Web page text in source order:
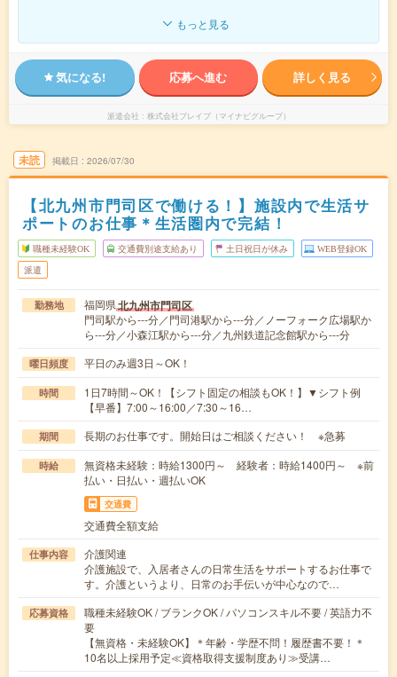
もっと見る
気になる! 応募へ進む 詳しく見る
派遣会社 株式会社ブレイブ（マイナビグループ）
未読 掲載日 2026/07/30
【北九州市門司区で働ける！】施設内で生活サ
ポートのお仕事＊生活圏内で完結！
職種未経験OK 交通費別途支給あり 土日祝日が休み WEB登録OK
派遣
勤務地 福岡県北九州市門司区
門司駅から---分／門司港駅から---分／ノーフォーク広場駅か
ら---分／小森江駅から---分／九州鉄道記念館駅から---分
曜日頻度 平日のみ週3日～OK！
時間
1日7時間～OK！【シフト固定の相談もOK！】▼シフト例
【早番】7:00～16:00／7:30～16…
期間 長期のお仕事です。開始日はご相談ください！ ※急募
時給
無資格未経験：時給1300円～ 経験者：時給1400円～ ※前
払い・日払い・週払いOK
交通費
交通費全額支給
仕事内容
介護関連
介護施設で、入居者さんの日常生活をサポートするお仕事で
す。介護というより、日常のお手伝いが中心なので…
応募資格
職種未経験OK / ブランクOK / パソコンスキル不要 / 英語力不
要
【無資格・未経験OK】＊年齢・学歴不問！履歴書不要！＊
10名以上採用予定≪資格取得支援制度あり≫受講…